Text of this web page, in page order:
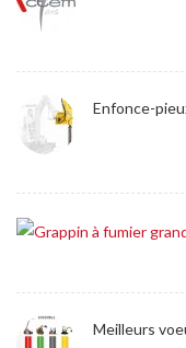
Enfonce-
Meilleurs